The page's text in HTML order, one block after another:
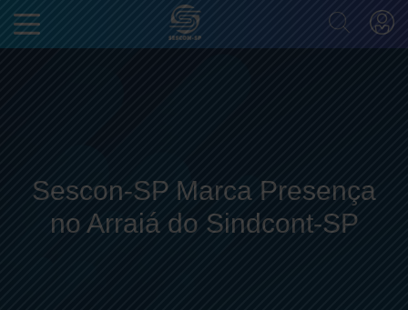
Sescon-SP Marca Presença
no Arraiá do Sindcont-SP